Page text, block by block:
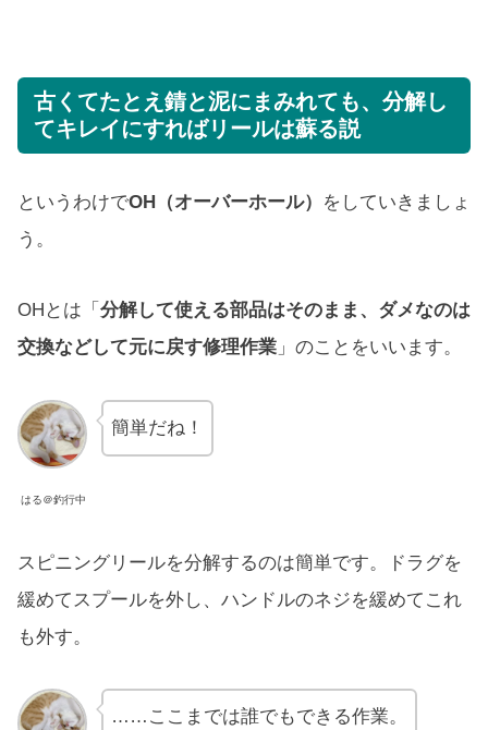
古くてたとえ錆と泥にまみれても、分解し
てキレイにすればリールは蘇る説
というわけでOH（オーバーホール）
をしていきましょ
う。
OHとは「 分解して使える部品はそのまま、ダメなのは
交換などして元に戻す修理作業 」のことをいいます。
はる＠釣行中
簡単だね！
スピニングリールを分解するのは簡単です。ドラグを
緩めてスプールを外し、ハンドルのネジを緩めてこれ
も外す。
……ここまでは誰でもできる作業。